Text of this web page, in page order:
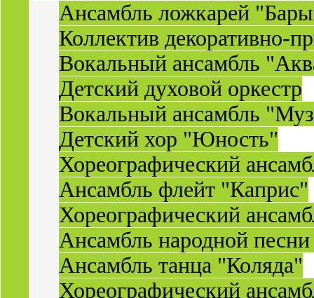
Ансамбль ложкарей
Коллектив декоративно-
Вокальный ансамбль
Детский духовой оркестр
Вокальный ансамбль
Детский хор "Юность"
Хореографический
Ансамбль флейт "Каприс"
Хореографический
Ансамбль народной
Ансамбль танца "Коляда"
Хореографический